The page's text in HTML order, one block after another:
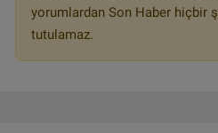
yorumlardan Son Haber hiçbir
tutulamaz.